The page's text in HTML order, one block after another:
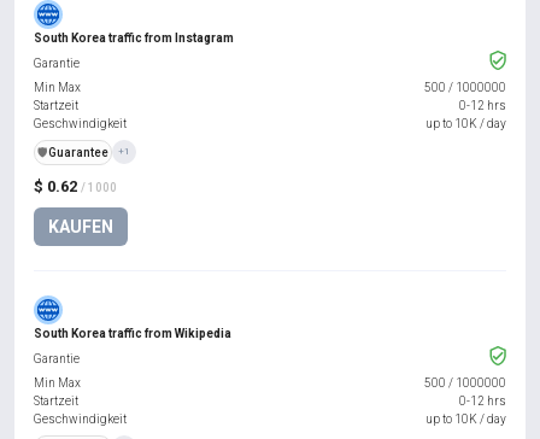
South Korea traffic from Instagram
$ 0.62 / 1000
KAUFEN
Garantie
Min Max
500 / 1000000
Startzeit
0-12 hrs
Geschwindigkeit
up to 10K / day
️🛡️Guarantee +1
South Korea traffic from Wikipedia
Garantie
Min Max
500 / 1000000
Startzeit
0-12 hrs
Geschwindigkeit
up to 10K / day